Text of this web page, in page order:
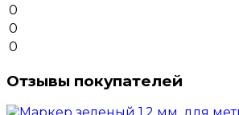
0
0
0
Отзывы покупателей